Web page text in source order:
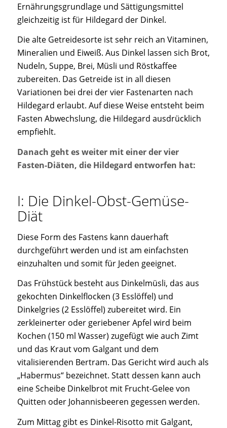
Ernährungsgrundlage und Sättigungsmittel
gleichzeitig ist für Hildegard der Dinkel.
Die alte Getreidesorte ist sehr reich an Vitaminen,
Mineralien und Eiweiß. Aus Dinkel lassen sich Brot,
Nudeln, Suppe, Brei, Müsli und Röstkaffee
zubereiten. Das Getreide ist in all diesen
Variationen bei drei der vier Fastenarten nach
Hildegard erlaubt. Auf diese Weise entsteht beim
Fasten Abwechslung, die Hildegard ausdrücklich
empfiehlt.
Danach geht es weiter mit einer der vier
Fasten-Diäten, die Hildegard entworfen hat:
I: Die Dinkel-Obst-Gemüse-
Diät
Diese Form des Fastens kann dauerhaft
durchgeführt werden und ist am einfachsten
einzuhalten und somit für Jeden geeignet.
Das Frühstück besteht aus Dinkelmüsli, das aus
gekochten Dinkelflocken (3 Esslöffel) und
Dinkelgries (2 Esslöffel) zubereitet wird. Ein
zerkleinerter oder geriebener Apfel wird beim
Kochen (150 ml Wasser) zugefügt wie auch Zimt
und das Kraut vom Galgant und dem
vitalisierenden Bertram. Das Gericht wird auch als
„Habermus“ bezeichnet. Statt dessen kann auch
eine Scheibe Dinkelbrot mit Frucht-Gelee von
Quitten oder Johannisbeeren gegessen werden.
Zum Mittag gibt es Dinkel-Risotto mit Galgant,